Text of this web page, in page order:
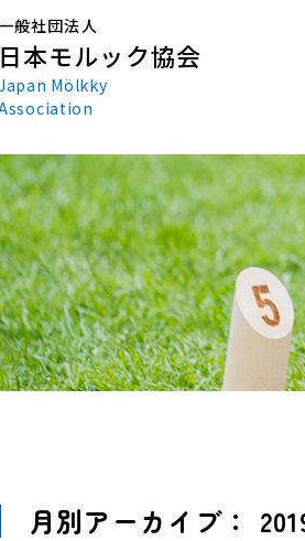
一般社団法人
日本モルック協会
Mölkky
月別アーカイブ：